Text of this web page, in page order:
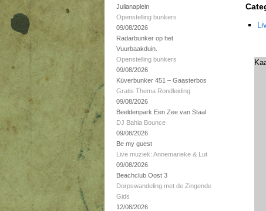
Julianaplein
Openstelling bunkers
09/08/2026
Radarbunker op het
Vuurbaakduin.
Openstelling bunkers
09/08/2026
Küverbunker 451 – Gaasterbos
Gratis Thema Rondleiding
09/08/2026
Beeldenpark Een Zee van Staal
DJ Bahia Bounce
09/08/2026
Be my guest
Live muziek: Annemarieke & Lut
09/08/2026
Beachclub Oost 3
Dorpswandeling met de Zingende
Gids
12/08/2026